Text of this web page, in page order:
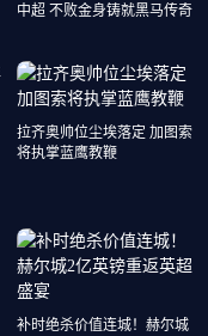
中超 不败金身铸就黑马传奇
拉齐奥帅位尘埃落定 加图索
将执掌蓝鹰教鞭
补时绝杀价值连城！赫尔城